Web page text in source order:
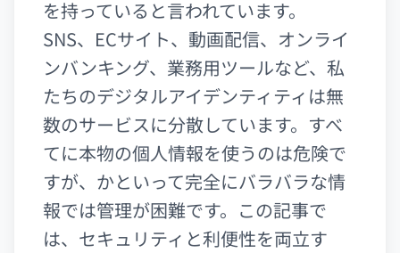
を持っていると言われています。
SNS、ECサイト、動画配信、オンライ
ンバンキング、業務用ツールなど、私
たちのデジタルアイデンティティは無
数のサービスに分散しています。すべ
てに本物の個人情報を使うのは危険で
すが、かといって完全にバラバラな情
報では管理が困難です。この記事で
は、セキュリティと利便性を両立す